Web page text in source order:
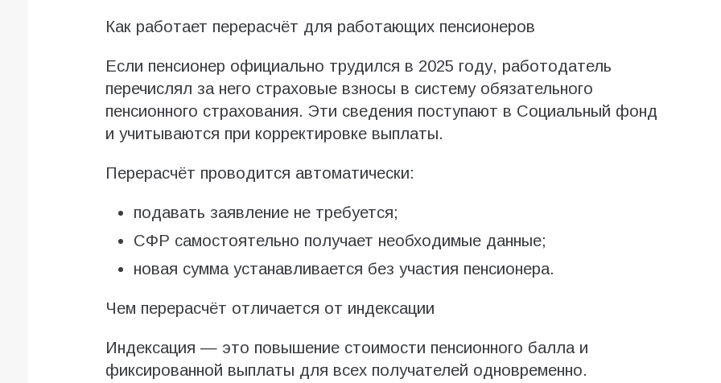
Как работает перерасчёт для работающих пенсионеров
Если пенсионер официально трудился в 2025 году, работодатель
перечислял за него страховые взносы в систему обязательного
пенсионного страхования. Эти сведения поступают в Социальный фонд
и учитываются при корректировке выплаты.
Перерасчёт проводится автоматически:
подавать заявление не требуется;
СФР самостоятельно получает необходимые данные;
новая сумма устанавливается без участия пенсионера.
Чем перерасчёт отличается от индексации
Индексация — это повышение стоимости пенсионного балла и
фиксированной выплаты для всех получателей одновременно.